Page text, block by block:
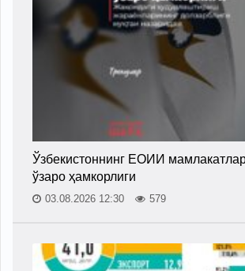
Ўзбекистоннинг ЕОИИ
ўзаро ҳамкорлиги
03.08.2026 12:30 579